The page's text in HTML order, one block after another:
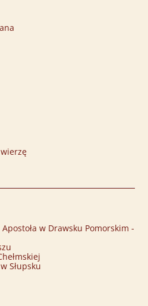
w Drawsku Pomorskim -
Słupsku